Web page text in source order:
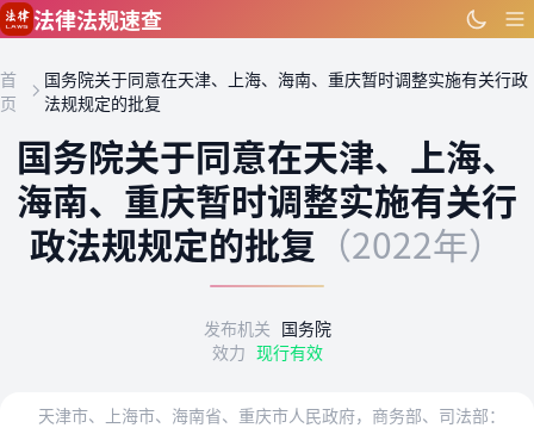
跳到主要内容
法律法规速查
首
页
国务院关于同意在天津、上海、海南、重庆暂时调整实施有关行政
法规规定的批复
国务院关于同意在天津、上海、
海南、重庆暂时调整实施有关行
政法规规定的批复 （2022年）
发布机关 国务院
效力 现行有效
天津市、上海市、海南省、重庆市人民政府，商务部、司法部：